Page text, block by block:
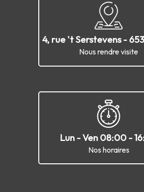
4, rue 't Serstevens -
Nous rendre visite
Lun - Ven 08:00 -
Nos horaires